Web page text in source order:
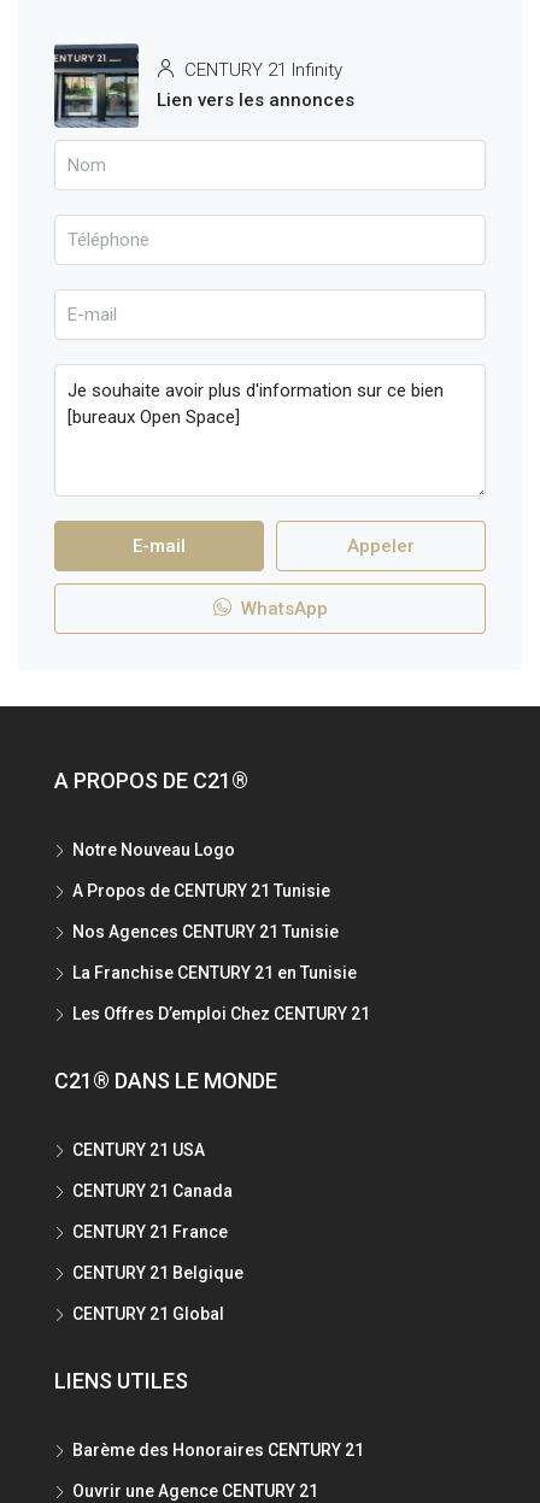
CENTURY 21 Infinity
Lien vers les annonces
E-mail Appeler
WhatsApp
A PROPOS DE C21®
Notre Nouveau Logo
A Propos de CENTURY 21 Tunisie
Nos Agences CENTURY 21 Tunisie
La Franchise CENTURY 21 en Tunisie
Les Offres D’emploi Chez CENTURY 21
C21® DANS LE MONDE
CENTURY 21 USA
CENTURY 21 Canada
CENTURY 21 France
CENTURY 21 Belgique
CENTURY 21 Global
LIENS UTILES
Barème des Honoraires CENTURY 21
Ouvrir une Agence CENTURY 21